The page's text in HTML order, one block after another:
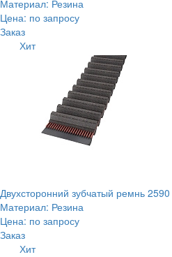
Материал: Резина
Цена: по запросу
Заказ
Хит
Двухсторонний зубчатый ремнь
Материал: Резина
Цена: по запросу
Заказ
Хит